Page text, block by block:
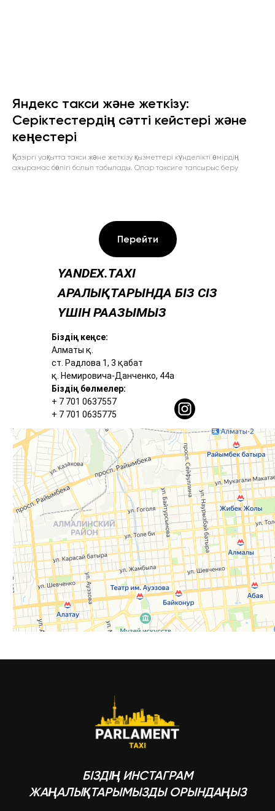
Яндекс такси және жеткізу:
Серіктестердің сәтті кейстері және
кеңестері
Қазіргі уақытта такси және жеткізу қызметтері күнделікті өмірдің
ажырамас бөлігі болып табылады. Олар таксиге тапсырыс беру
Перейти
YANDEX.TAXI
АРАЛЫҚТАРЫНДА БІЗ СІЗ
ҮШІН РААЗЫМЫЗ
Біздің кеңсе:
Алматы қ.
ст. Радлова 1, 3 қабат
қ. ​Немировича-Данченко, 44а
Біздің бөлмелер:
+ 7 701 0637557
+ 7 701 0635775
БІЗДІҢ ИНСТАГРАМ
ЖАҢАЛЫҚТАРЫМЫЗДЫ ОРЫНДАҢЫЗ